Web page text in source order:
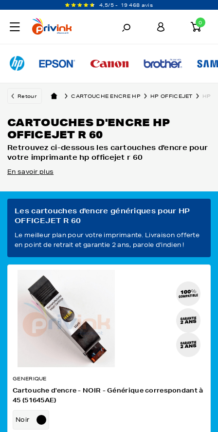
4,5/5 - 19 468 avis
0
Retour CARTOUCHE ENCRE HP HP OFFICEJET HP
CARTOUCHES D'ENCRE HP
OFFICEJET R 60
Retrouvez ci-dessous les cartouches d'encre pour
votre imprimante hp officejet r 60
En savoir plus
Les cartouches d'encre génériques pour HP
OFFICEJET R 60
Le meilleur plan pour votre imprimante. Livraison offerte
en point de retrait et garantie 2 ans, parole d'indien !
GENERIQUE
Cartouche d'encre - NOIR - Générique correspondant à
45 (51645AE)
Noir